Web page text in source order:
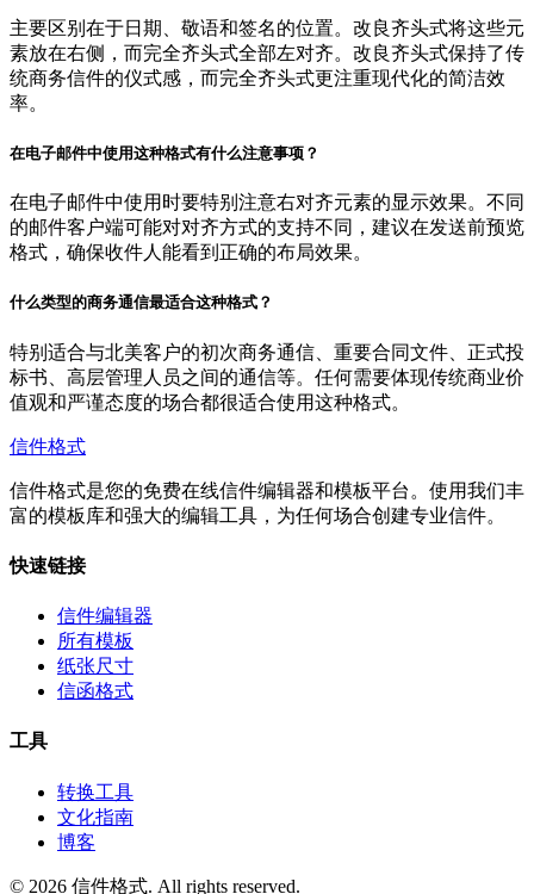
主要区别在于日期、敬语和签名的位置。改良齐头式将这些元
素放在右侧，而完全齐头式全部左对齐。改良齐头式保持了传
统商务信件的仪式感，而完全齐头式更注重现代化的简洁效
率。
在电子邮件中使用这种格式有什么注意事项？
在电子邮件中使用时要特别注意右对齐元素的显示效果。不同
的邮件客户端可能对对齐方式的支持不同，建议在发送前预览
格式，确保收件人能看到正确的布局效果。
什么类型的商务通信最适合这种格式？
特别适合与北美客户的初次商务通信、重要合同文件、正式投
标书、高层管理人员之间的通信等。任何需要体现传统商业价
值观和严谨态度的场合都很适合使用这种格式。
信件格式
信件格式是您的免费在线信件编辑器和模板平台。使用我们丰
富的模板库和强大的编辑工具，为任何场合创建专业信件。
快速链接
信件编辑器
所有模板
纸张尺寸
信函格式
工具
转换工具
文化指南
博客
© 2026 信件格式. All rights reserved.